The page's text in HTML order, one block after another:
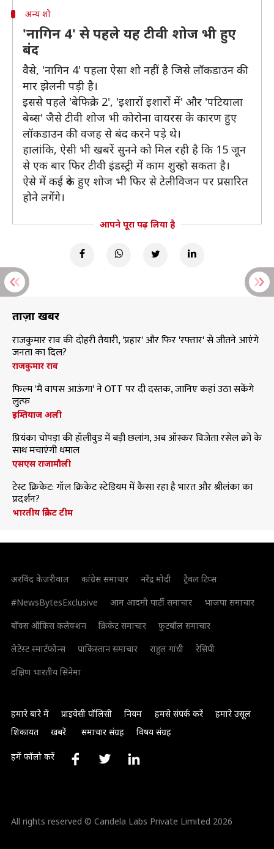
अन्य शो
'नागिन 4' से पहले यह टीवी शोज भी हुए
बंद
वैसे, 'नागिन 4' पहला ऐसा शो नहीं है जिसे लॉकडाउन की
मार झेलनी पड़ी है।
इससे पहले 'बेफिक्रे 2', 'इशारों इशारों में' और 'पटियाला
बेब्स' जैसे टीवी शोज भी कोरोना वायरस के कारण हुए
लॉकडाउन की वजह से बंद करने पड़े थे।
हालांकि, ऐसी भी खबरें सुनने को मिल रही है कि 15 जून
से एक बार फिर टीवी इंडस्ट्री में काम शुरु हो सकता है।
ऐसे में कई रुके हुए शोज भी फिर से टेलीविजन पर प्रसारित
होने लगेंगे।
आपने पूरा पढ़ लिया है
ताज़ा खबरें
राजकुमार राव की दोहरी तैयारी, 'प्रहार' और फिर 'रफ्तार' से जीतने आएंगे
जनता का दिल?
राजकुमार राव
फिल्म 'मैं वापस आऊंगा' ने OTT पर दी दस्तक, जानिए कहां उठा सकेंगे
लुत्फ
इम्तियाज अली
प्रियंका चोपड़ा की हॉलीवुड में बड़ी छलांग, अब ऑस्कर विजेता रसेल क्रो के
साथ मचाएंगी धमाल
एसएस राजामौली
टेस्ट क्रिकेट: गॉल क्रिकेट स्टेडियम में कैसा रहा है भारत और श्रीलंका का
प्रदर्शन?
भारतीय क्रिकेट टीम
अरविंद केजरीवाल कांग्रेस समाचार नरेंद्र मोदी
ट्रैवल टिप्स
#NewsBytesExclusive
आम आदमी पार्टी समाचार
भाजपा समाचार
बॉक्स ऑफिस कलेक्शन
क्रिकेट समाचार
फुटबॉल समाचार
लेटेस्ट स्मार्टफोन्स
पाकिस्तान समाचार राहुल गांधी
रेसिपी
दक्षिण भारतीय सिनेमा
हमारे बारे में प्राइवेसी पॉलिसी नियम हमसे संपर्क करें
हमारे उसूल
शिकायत
खबरें समाचार संग्रह विषय संग्रह
हमें फॉलो करें
All rights reserved © Candela Labs Private Limited 2026